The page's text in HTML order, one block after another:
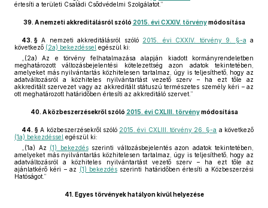
értesíti a területi Családi Csődvédelmi Szolgálatot.”
39. A nemzeti akkreditálásról szóló 2015. évi CXXIV. törvénymódosítása
43. § A nemzeti akkreditálásról szóló 2015. évi CXXIV. törvény 9. §-a a
következő (2a) bekezdéssel egészül ki:
„(2a) Az e törvény felhatalmazása alapján kiadott kormányrendeletben
meghatározott változásbejelentési kötelezettség azon adatok tekintetében,
amelyeket más nyilvántartás közhitelesen tartalmaz, úgy is teljesíthető, hogy az
adatváltozásról a közhiteles nyilvántartást vezető szerv – ha ezt tőle az
akkreditált szervezet vagy az akkreditált státuszú természetes személy kéri – az
ott meghatározott határidőben értesíti az akkreditáló szervet.”
40. A közbeszerzésekről szóló 2015. évi CXLIII. törvénymódosítása
44. § A közbeszerzésekről szóló 2015. évi CXLIII. törvény 26. §-a a következő
(1a) bekezdéssel egészül ki:
„(1a) Az (1) bekezdésszerinti változásbejelentés azon adatok tekintetében,
amelyeket más nyilvántartás közhitelesen tartalmaz, úgy is teljesíthető, hogy az
adatváltozásról a közhiteles nyilvántartást vezető szerv – ha ezt tőle az
ajánlatkérő kéri – az (1) bekezdés szerinti határidőben értesíti a Közbeszerzési
Hatóságot.”
41. Egyes törvények hatályon kívül helyezése